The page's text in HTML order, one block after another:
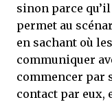
sinon parce
permet au
en sachant où
communiquer
commencer par
contact par eux,